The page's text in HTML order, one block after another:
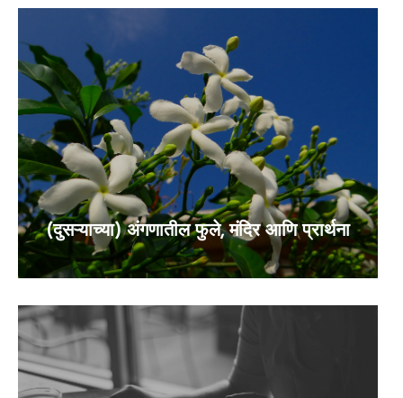
(दुसऱ्याच्या) अंगणातील फुले, मंदिर आणि प्रार्थना